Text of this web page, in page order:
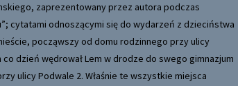
zaprezentowany przez autora podczas
cytatami odnoszącymi się do wydarzeń z dzieciństwa
począwszy od domu rodzinnego przy ulicy
dzień wędrował Lem w drodze do swego gimnazjum
ulicy Podwale 2. Właśnie te wszystkie miejsca